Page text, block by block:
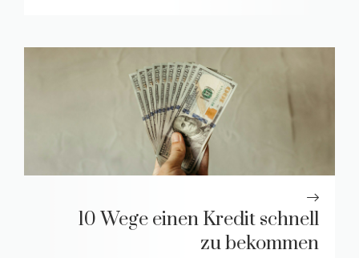
10 Wege einen Kredit schnell
zu bekommen